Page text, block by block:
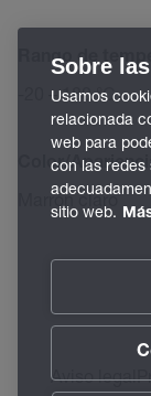
Rango de
-20 – 180 °C
Color/
Marrón claro
Aviso legal
Sobre
Usamos
relacionada
web para
con las redes
sitio web.